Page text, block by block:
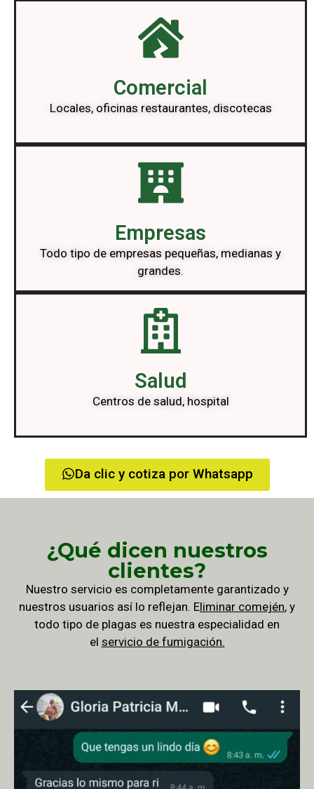
Comercial
Locales, oficinas restaurantes, discotecas
Empresas
Todo tipo de empresas pequeñas, medianas y
grandes.
Salud
Centros de salud, hospital
Da clic y cotiza por Whatsapp
¿Qué dicen nuestros
clientes?
Nuestro servicio es completamente garantizado y
nuestros usuarios así lo reflejan. Eliminar comején, y
todo tipo de plagas es nuestra especialidad en
el servicio de fumigación.